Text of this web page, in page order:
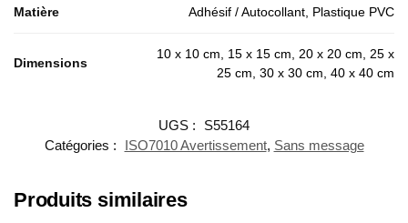
Matière Adhésif / Autocollant, Plastique PVC
Dimensions
10 x 10 cm, 15 x 15 cm, 20 x 20 cm, 25 x
25 cm, 30 x 30 cm, 40 x 40 cm
UGS :
S55164
Catégories :
ISO7010 Avertissement, Sans message
Produits similaires